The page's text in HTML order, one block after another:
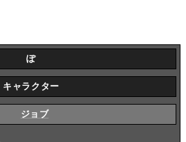
ぽ
キャラクター
ジョブ